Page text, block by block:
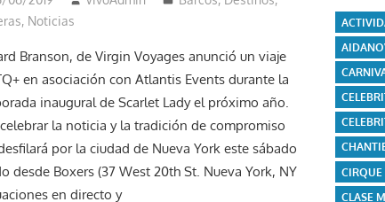
, Noticias
Branson, de Virgin Voyages anunció un viaje
en asociación con Atlantis Events durante la
inaugural de Scarlet Lady el próximo año.
celebrar la noticia y la tradición de compromiso
por la ciudad de Nueva York este sábado
Boxers (37 West 20th St. Nueva York, NY
en directo y
CIRQUE
CLASE